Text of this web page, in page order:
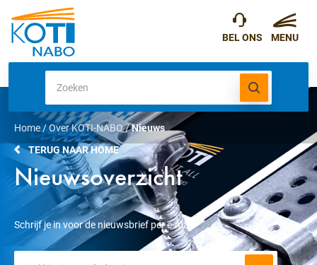
Home /Over KOTI-NABO/Nieuws
TERUG NAAR HOME
Nieuwsoverzicht
Schrijf je in voor de nieuwsbrief per e-mail